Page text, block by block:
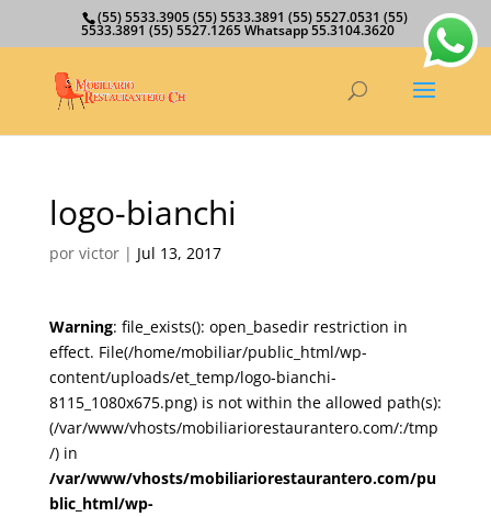
(55) 5533.3905 (55) 5533.3891 (55) 5527.0531 (55)
5533.3891 (55) 5527.1265 Whatsapp 55.3104.3620
logo-bianchi
por victor| Jul 13, 2017
Warning: file_exists(): open_basedir restriction in
effect. File(/home/mobiliar/public_html/wp-
content/uploads/et_temp/logo-bianchi-
8115_1080x675.png) is not within the allowed path(s):
(/var/www/vhosts/mobiliariorestaurantero.com/:/tmp
/) in
/var/www/vhosts/mobiliariorestaurantero.com/pu
blic_html/wp-